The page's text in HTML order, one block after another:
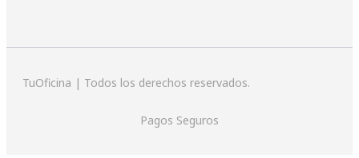
TuOficina | Todos los derechos reservados.
Pagos Seguros